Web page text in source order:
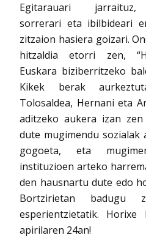
Egitarauari jarraituz,
sorrerari eta ibilbideari
zitzaion hasiera goizari.
hitzaldia etorri zen,
Euskara biziberritzeko
Kikek berak
Tolosaldea, Hernani eta
aditzeko aukera izan
dute mugimendu
gogoeta, eta
instituzioen arteko
den hausnartu dute edo
Bortzirietan badugu
esperientzietatik.
apirilaren 24an!